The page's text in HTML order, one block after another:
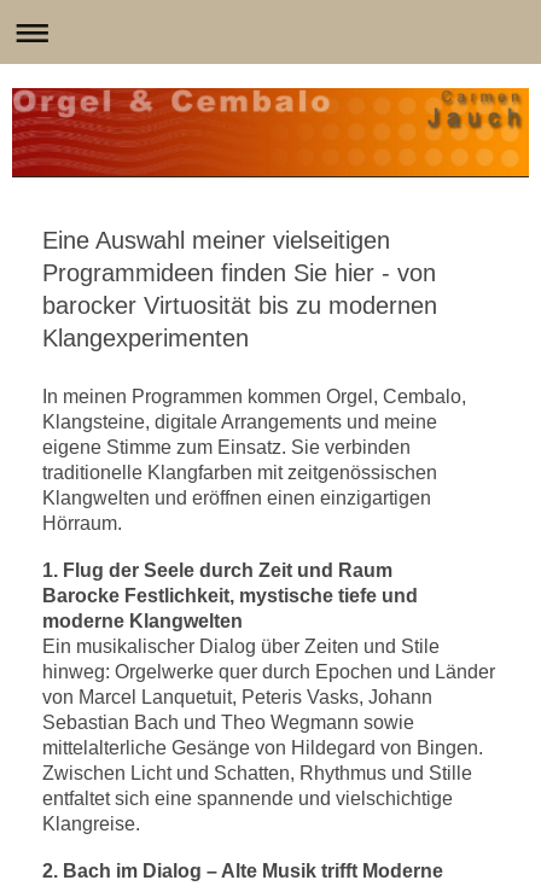
Eine Auswahl meiner vielseitigen
Programmideen finden Sie hier - von
barocker Virtuosität bis zu modernen
Klangexperimenten
In meinen Programmen kommen Orgel, Cembalo,
Klangsteine, digitale Arrangements und meine
eigene Stimme zum Einsatz. Sie verbinden
traditionelle Klangfarben mit zeitgenössischen
Klangwelten und eröffnen einen einzigartigen
Hörraum.
1. Flug der Seele durch Zeit und Raum
Barocke Festlichkeit, mystische tiefe und
moderne Klangwelten
Ein musikalischer Dialog über Zeiten und Stile
hinweg: Orgelwerke quer durch Epochen und Länder
von Marcel Lanquetuit, Peteris Vasks, Johann
Sebastian Bach und Theo Wegmann sowie
mittelalterliche Gesänge von Hildegard von Bingen.
Zwischen Licht und Schatten, Rhythmus und Stille
entfaltet sich eine spannende und vielschichtige
Klangreise.
2. Bach im Dialog – Alte Musik trifft Moderne